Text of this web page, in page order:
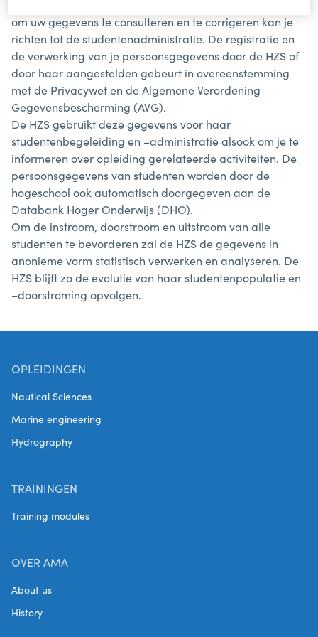
om uw gegevens te consulteren en te corrigeren kan je
richten tot de studentenadministratie. De registratie en
de verwerking van je persoonsgegevens door de HZS of
door haar aangestelden gebeurt in overeenstemming
met de Privacywet en de Algemene Verordening
Gegevensbescherming (AVG).
De HZS gebruikt deze gegevens voor haar
studentenbegeleiding en –administratie alsook om je te
informeren over opleiding gerelateerde activiteiten. De
persoonsgegevens van studenten worden door de
hogeschool ook automatisch doorgegeven aan de
Databank Hoger Onderwijs (DHO).
Om de instroom, doorstroom en uitstroom van alle
studenten te bevorderen zal de HZS de gegevens in
anonieme vorm statistisch verwerken en analyseren. De
HZS blijft zo de evolutie van haar studentenpopulatie en
–doorstroming opvolgen.
OPLEIDINGEN
Nautical Sciences
Marine engineering
Hydrography
TRAININGEN
Training modules
OVER AMA
About us
History